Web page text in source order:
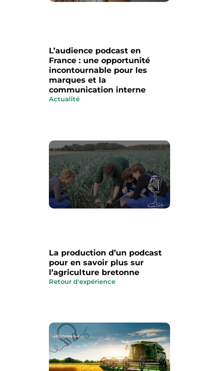
L’audience podcast en
France : une opportunité
incontournable pour les
marques et la
communication interne
Actualité
La production d’un podcast
pour en savoir plus sur
l’agriculture bretonne
Retour d'expérience